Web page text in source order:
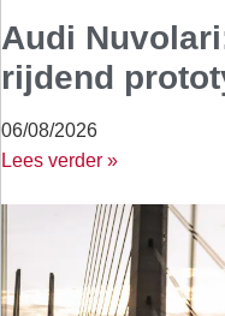
Audi
rijdend
06/08/2026
Lees verder »